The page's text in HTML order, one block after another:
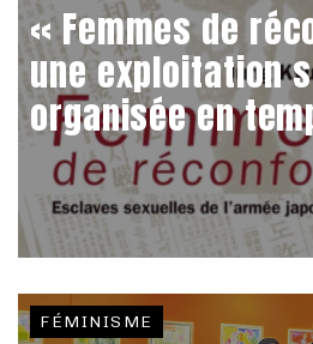
« Femmes de
une exploitation
organisée en
FÉMINISME